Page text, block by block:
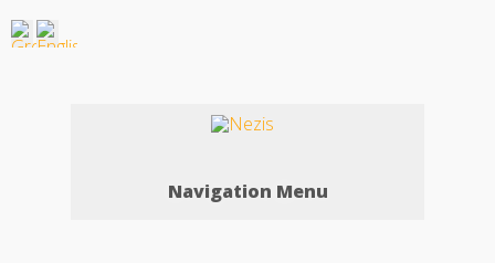
Navigation Menu